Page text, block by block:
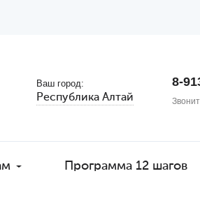
Ваш город:
Республика Алтай
8-
Программа 12 шагов